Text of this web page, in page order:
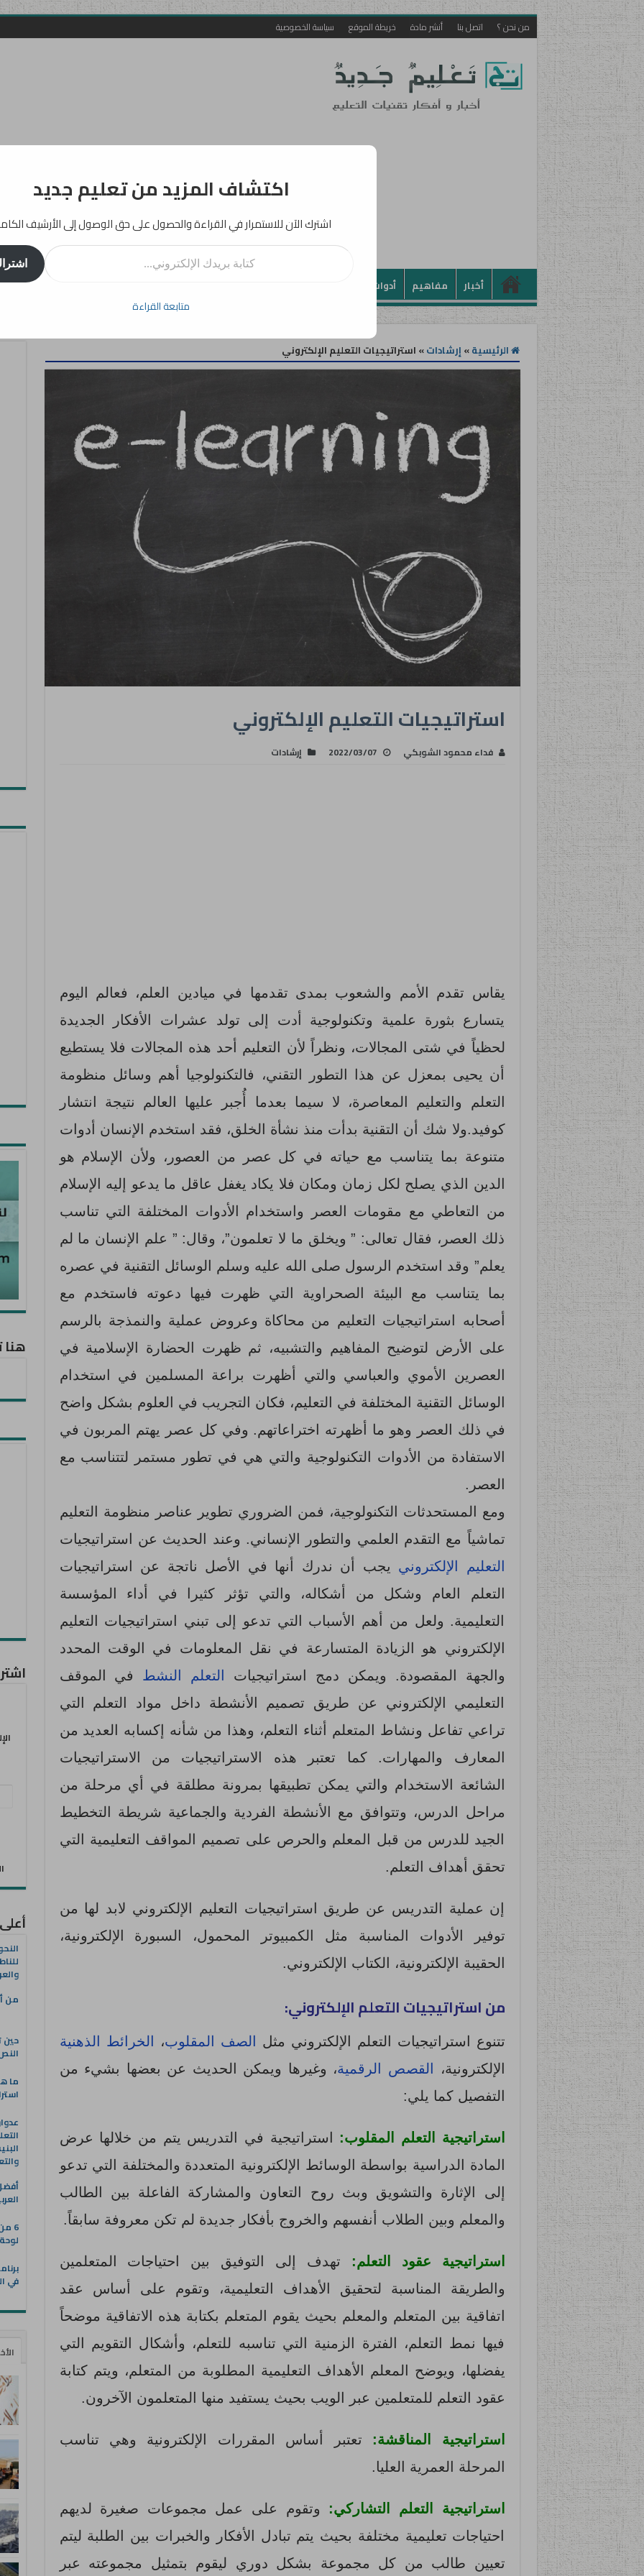
من نحن ؟ اتصل بنا أنشر مادة خريطة الموقع سياسة الخصوصية
أخبار مفاهيم أدوات بيداغوجيا
الرئيسية» إرشادات» استراتيجيات التعليم الإلكتروني
استراتيجيات التعليم الإلكتروني
فداء محمود الشوبكي 2022/03/07 إرشادات
يقاس تقدم الأمم والشعوب بمدى تقدمها في ميادين العلم، فعالم اليوم
يتسارع بثورة علمية وتكنولوجية أدت إلى تولد عشرات الأفكار الجديدة
لحظياً في شتى المجالات، ونظراً لأن التعليم أحد هذه المجالات فلا يستطيع
أن يحيى بمعزل عن هذا التطور التقني، فالتكنولوجيا أهم وسائل منظومة
التعلم والتعليم المعاصرة، لا سيما بعدما أُجبر عليها العالم نتيجة انتشار
كوفيد.ولا شك أن التقنية بدأت منذ نشأة الخلق، فقد استخدم الإنسان أدوات
متنوعة بما يتناسب مع حياته في كل عصر من العصور، ولأن الإسلام هو
الدين الذي يصلح لكل زمان ومكان فلا يكاد يغفل عاقل ما يدعو إليه الإسلام
من التعاطي مع مقومات العصر واستخدام الأدوات المختلفة التي تناسب
ذلك العصر، فقال تعالى: ” ويخلق ما لا تعلمون”، وقال: ” علم الإنسان ما لم
يعلم” وقد استخدم الرسول صلى الله عليه وسلم الوسائل التقنية في عصره
بما يتناسب مع البيئة الصحراوية التي ظهرت فيها دعوته فاستخدم مع
أصحابه استراتيجيات التعليم من محاكاة وعروض عملية والنمذجة بالرسم
على الأرض لتوضيح المفاهيم والتشبيه، ثم ظهرت الحضارة الإسلامية في
العصرين الأموي والعباسي والتي أظهرت براعة المسلمين في استخدام
الوسائل التقنية المختلفة في التعليم، فكان التجريب في العلوم بشكل واضح
في ذلك العصر وهو ما أظهرته اختراعاتهم. وفي كل عصر يهتم المربون في
الاستفادة من الأدوات التكنولوجية والتي هي في تطور مستمر لتتناسب مع
العصر.
ومع المستحدثات التكنولوجية، فمن الضروري تطوير عناصر منظومة التعليم
تماشياً مع التقدم العلمي والتطور الإنساني. وعند الحديث عن استراتيجيات
التعليم الإلكتروني يجب أن ندرك أنها في الأصل ناتجة عن استراتيجيات
التعلم العام وشكل من أشكاله، والتي تؤثر كثيرا في أداء المؤسسة
التعليمية. ولعل من أهم الأسباب التي تدعو إلى تبني استراتيجيات التعليم
الإلكتروني هو الزيادة المتسارعة في نقل المعلومات في الوقت المحدد
والجهة المقصودة. ويمكن دمج استراتيجيات
التعلم النشط في الموقف
التعليمي الإلكتروني عن طريق تصميم الأنشطة داخل مواد التعلم التي
تراعي تفاعل ونشاط المتعلم أثناء التعلم، وهذا من شأنه إكسابه العديد من
المعارف والمهارات. كما تعتبر هذه الاستراتيجيات من الاستراتيجيات
الشائعة الاستخدام والتي يمكن تطبيقها بمرونة مطلقة في أي مرحلة من
مراحل الدرس، وتتوافق مع الأنشطة الفردية والجماعية شريطة التخطيط
الجيد للدرس من قبل المعلم والحرص على تصميم المواقف التعليمية التي
تحقق أهداف التعلم.
إن عملية التدريس عن طريق استراتيجيات التعليم الإلكتروني لابد لها من
توفير الأدوات المناسبة مثل الكمبيوتر المحمول، السبورة الإلكترونية،
الحقيبة الإلكترونية، الكتاب الإلكتروني.
من استراتيجيات التعلم الإلكتروني:
تتنوع استراتيجيات التعلم الإلكتروني مثل الصف المقلوب،
الخرائط الذهنية
الإلكترونية،
القصص الرقمية، وغيرها ويمكن الحديث عن بعضها بشيء من
التفصيل كما يلي:
استراتيجية التعلم المقلوب: استراتيجية في التدريس يتم من خلالها عرض
المادة الدراسية بواسطة الوسائط الإلكترونية المتعددة والمختلفة التي تدعو
إلى الإثارة والتشويق وبث روح التعاون والمشاركة الفاعلة بين الطالب
والمعلم وبين الطلاب أنفسهم والخروج بأفكار جديدة لم تكن معروفة سابقاً.
استراتيجية عقود التعلم:
تهدف إلى التوفيق بين احتياجات المتعلمين
والطريقة المناسبة لتحقيق الأهداف التعليمية، وتقوم على أساس عقد
اتفاقية بين المتعلم والمعلم بحيث يقوم المتعلم بكتابة هذه الاتفاقية موضحاً
فيها نمط التعلم، الفترة الزمنية التي تناسبه للتعلم، وأشكال التقويم التي
يفضلها، ويوضح المعلم الأهداف التعليمية المطلوبة من المتعلم، ويتم كتابة
عقود التعلم للمتعلمين عبر الويب بحيث يستفيد منها المتعلمون الآخرون.
استراتيجية المناقشة:
تعتبر أساس المقررات الإلكترونية وهي تناسب
المرحلة العمرية العليا.
استراتيجية التعلم التشاركي: وتقوم على عمل مجموعات صغيرة لديهم
احتياجات تعليمية مختلفة بحيث يتم تبادل الأفكار والخبرات بين الطلبة ليتم
تعيين طالب من كل مجموعة بشكل دوري ليقوم بتمثيل مجموعته عبر
هنا
من
حين
ما
6
في
اكتشاف المزيد من تعليم جديد
اشترك الآن للاستمرار في القراءة والحصول على حق الوصول إلى الأرشيف
كتابة بريدك الإلكتروني...
متابعة القراءة